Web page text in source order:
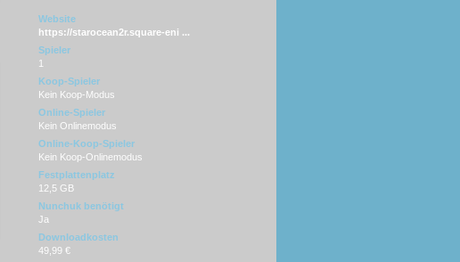
Website
https://starocean2r.square-eni ...
Spieler
1
Koop-Spieler
Kein Koop-Modus
Online-Spieler
Kein Onlinemodus
Online-Koop-Spieler
Kein Koop-Onlinemodus
Festplattenplatz
12,5 GB
Nunchuk benötigt
Ja
Downloadkosten
49,99 €